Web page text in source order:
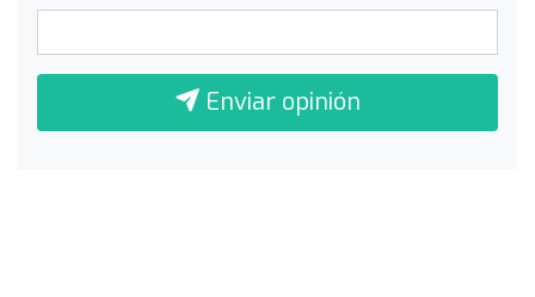
Enviar opinión